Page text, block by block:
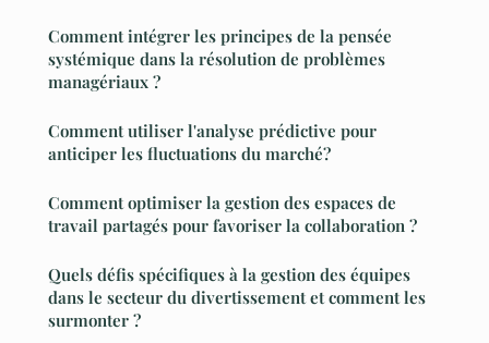
Comment intégrer les principes de la pensée
systémique dans la résolution de problèmes
managériaux ?
Comment utiliser l'analyse prédictive pour
anticiper les fluctuations du marché?
Comment optimiser la gestion des espaces de
travail partagés pour favoriser la collaboration ?
Quels défis spécifiques à la gestion des équipes
dans le secteur du divertissement et comment les
surmonter ?